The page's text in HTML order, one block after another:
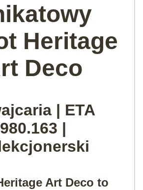
Heritage
Deco
| ETA
980.163 |
Art Deco to